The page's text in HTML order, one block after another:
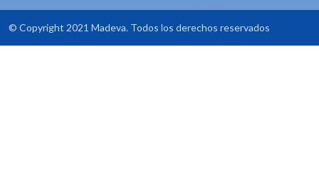
© Copyright 2021 Madeva. Todos los derechos reservados